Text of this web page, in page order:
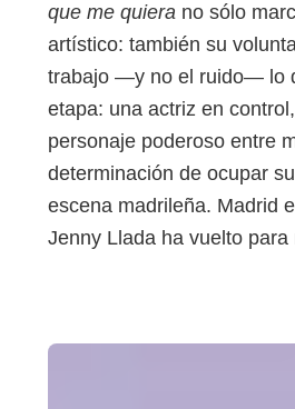
que me quiera no sólo
artístico: también su
trabajo —y no el ruido— lo
etapa: una actriz en
personaje poderoso entre
determinación de ocupar
escena madrileña. Madrid
Jenny Llada ha vuelto para